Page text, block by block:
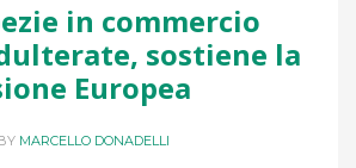
in commercio
sostiene la
Europea
MARCELLO DONADELLI